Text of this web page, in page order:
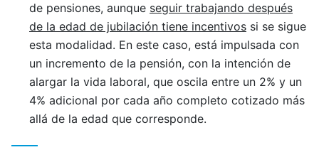
de pensiones, aunque seguir trabajando después
de la edad de jubilación tiene incentivos si se sigue
esta modalidad. En este caso, está impulsada con
un incremento de la pensión, con la intención de
alargar la vida laboral, que oscila entre un 2% y un
4% adicional por cada año completo cotizado más
allá de la edad que corresponde.